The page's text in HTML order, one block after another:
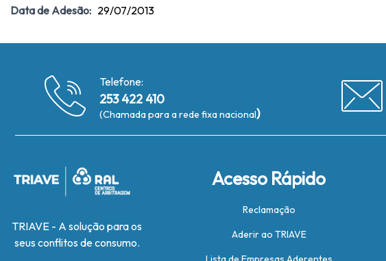
Data de Adesão: 29/07/2013
Telefone:
253 422 410
(Chamada para a rede fixa nacional)
TRIAVE - A solução para os
seus conflitos de consumo.
Acesso Rápido
Reclamação
Aderir ao TRIAVE